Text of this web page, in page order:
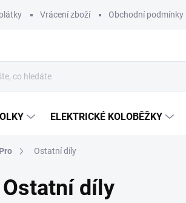
Vrácení zboží Obchodní podmínky
ELEKTRICKÉ KOLOBĚŽKY
Ostatní díly
Ostatní díly